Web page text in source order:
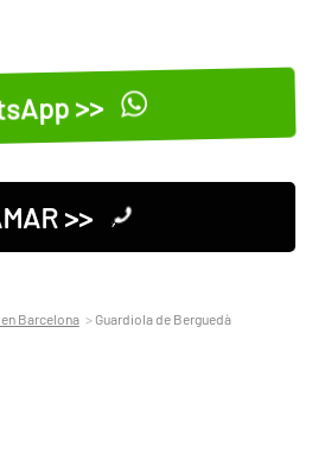
>>
>>
Barcelona Guardiola de Berguedà